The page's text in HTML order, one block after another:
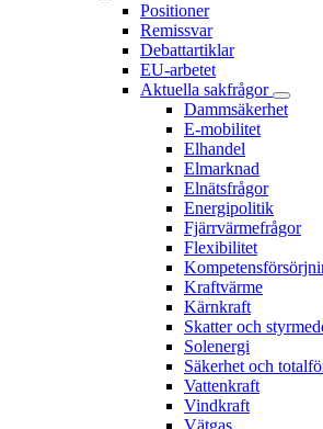
Positioner
Remissvar
Debattartiklar
EU-arbetet
Aktuella sakfrågor
Dammsäkerhet
E-mobilitet
Elhandel
Elmarknad
Elnätsfrågor
Energipolitik
Fjärrvärmefrågor
Flexibilitet
Kraftvärme
Kärnkraft
Skatter och
Solenergi
Säkerhet och
Vattenkraft
Vindkraft